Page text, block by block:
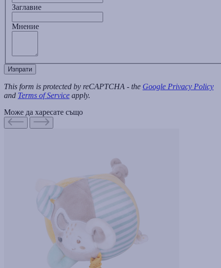
Заглавиe
Мнение
Изпрати
This form is protected by reCAPTCHA - the Google Privacy Policy
and Terms of Service apply.
Може да харесате също